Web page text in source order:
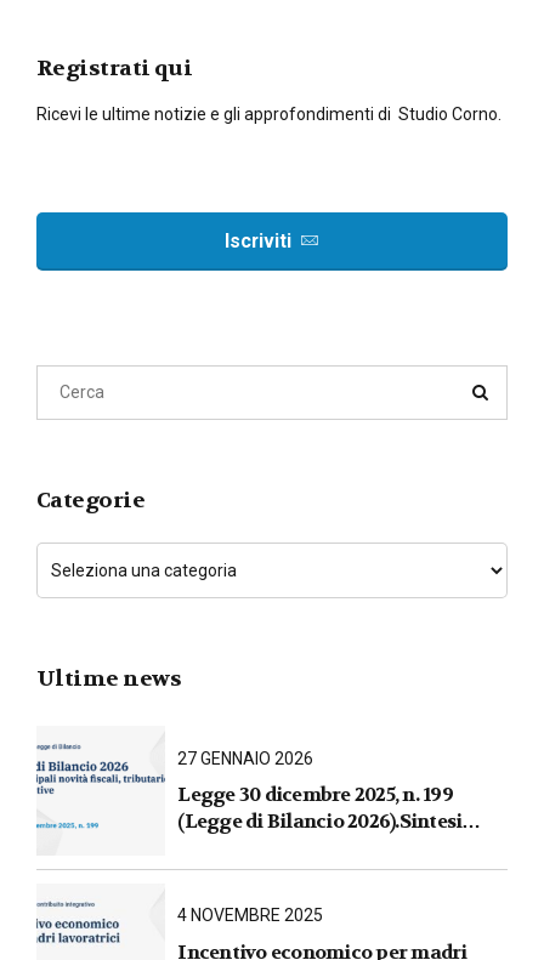
Registrati qui
Ricevi le ultime notizie e gli approfondimenti di Studio Corno.
Iscriviti
Categorie
Ultime news
27 GENNAIO 2026
Legge 30 dicembre 2025, n. 199
(Legge di Bilancio 2026).Sintesi
fiscali, tributarie, contributive e per
4 NOVEMBRE 2025
Incentivo economico per madri